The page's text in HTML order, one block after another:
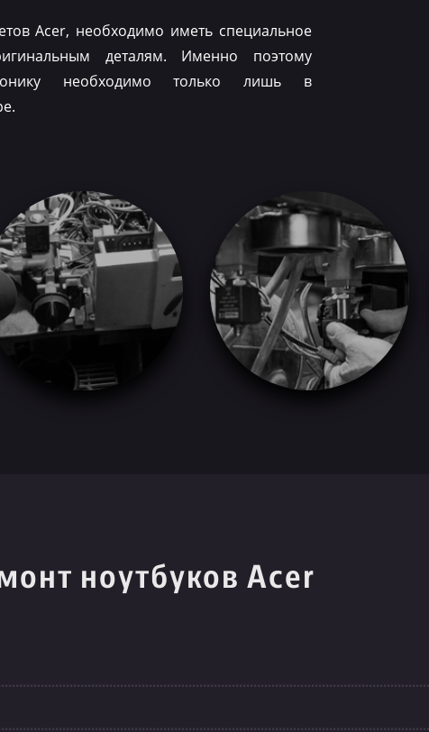
Acer, необходимо иметь специальное
деталям. Именно поэтому
необходимо только лишь в
ноутбуков Acer